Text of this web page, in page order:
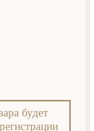
будет